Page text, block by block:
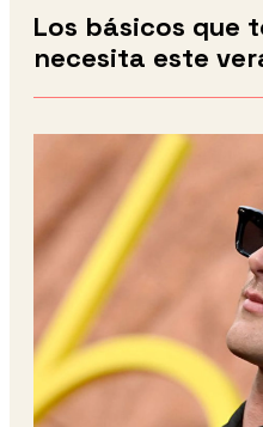
Los básicos que
necesita este